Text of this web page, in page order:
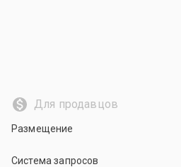
Для продавцов
Размещение
Система запросов